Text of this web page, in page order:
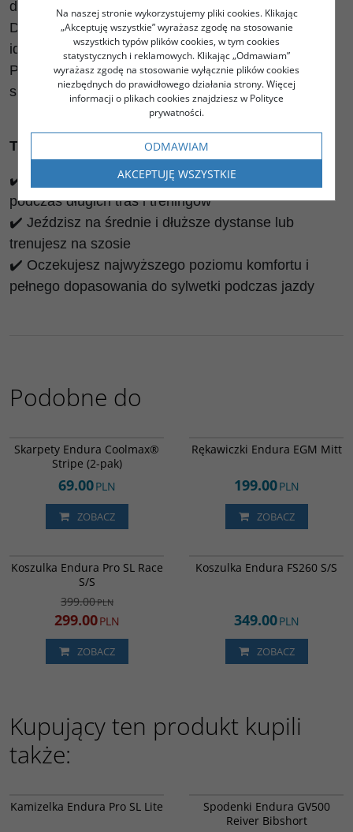
dostosowaną do sportowej pozycji na rowerze.
Dodatkowy panel lędźwiowy zapewnia przy tym
idealne dopasowanie spodenek do ciała.
Profilowane są również szelki, które utrzymują
spodenki na miejscu w pełnym komforcie.
TEN MODEL JEST DLA CIEBIE JEŚLI:
✔️ Szukasz spodenek, które zapewnią Ci komfort
podczas długich tras i treningów
✔️ Jeździsz na średnie i dłuższe dystanse lub
trenujesz na szosie
✔️ Oczekujesz najwyższego poziomu komfortu i
pełnego dopasowania do sylwetki podczas jazdy
Podobne do
Skarpety Endura Coolmax®
Stripe (2-pak)
69.00PLN
ZOBACZ
Rękawiczki Endura EGM Mitt
199.00PLN
ZOBACZ
PROMOCJA
DARMOWA DOSTAWA
Koszulka Endura Pro SL Race
S/S
399.00PLN
299.00PLN
ZOBACZ
DARMOWA DOSTAWA
Koszulka Endura FS260 S/S
349.00PLN
ZOBACZ
Kupujący ten produkt kupili
także:
PROMOCJA
Kamizelka Endura Pro SL Lite
PROMOCJA
DARMOWA DOSTAWA
Spodenki Endura GV500
Reiver Bibshort
Na naszej stronie wykorzystujemy pliki cookies. Klikając
„Akceptuję wszystkie” wyrażasz zgodę na stosowanie
wszystkich typów plików cookies, w tym cookies
statystycznych i reklamowych. Klikając „Odmawiam”
wyrażasz zgodę na stosowanie wyłącznie plików cookies
niezbędnych do prawidłowego działania strony. Więcej
informacji o plikach cookies znajdziesz w Polityce
prywatności.
ODMAWIAM
AKCEPTUJĘ WSZYSTKIE